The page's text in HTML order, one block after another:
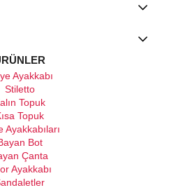
Ayakkabı
Stiletto
Topuk
Topuk
Ayakkabıları
Bot
Çanta
Ayakkabı